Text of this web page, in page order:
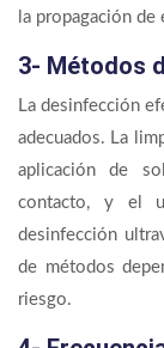
la propagación de
3- Métodos
La desinfección
adecuados. La
aplicación de
contacto, y el
desinfección
de métodos
riesgo.